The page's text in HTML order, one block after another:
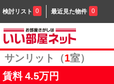
検討リスト 0 最近見た物件 0
サンリット（1室）
賃料 4.5万円